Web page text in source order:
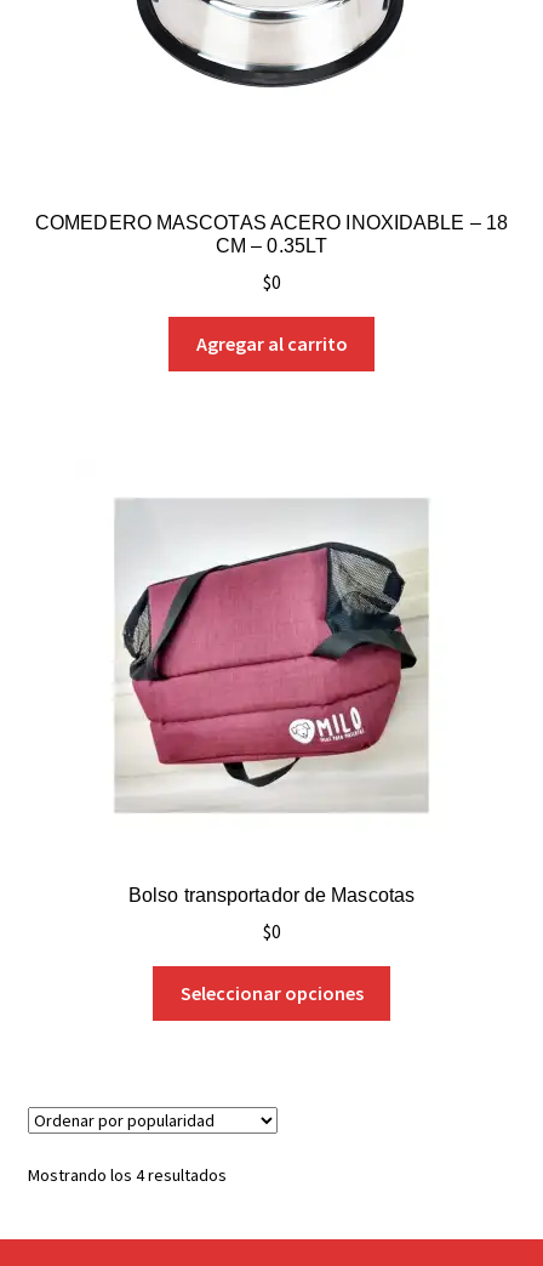
COMEDERO MASCOTAS ACERO INOXIDABLE – 18
CM – 0.35LT
$0
Agregar al carrito
Bolso transportador de Mascotas
$0
Seleccionar opciones
Mostrando los 4 resultados